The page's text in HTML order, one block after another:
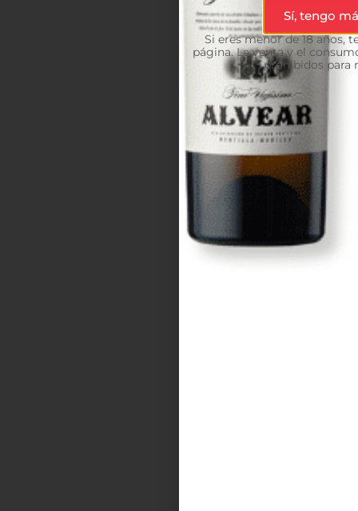
Sí, tengo
Si eres menor de 18 años,
página. La venta y el
prohibidos para